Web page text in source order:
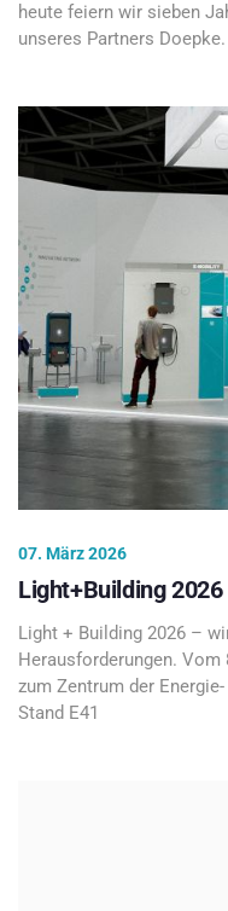
heute feiern wir sieben
unseres Partners Doepke.
07. März 2026
Light+Building 2026
Light + Building 2026 –
Herausforderungen.
zum Zentrum der
Stand E41